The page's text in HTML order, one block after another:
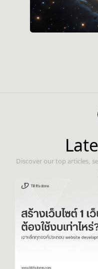
Discover our top articles,